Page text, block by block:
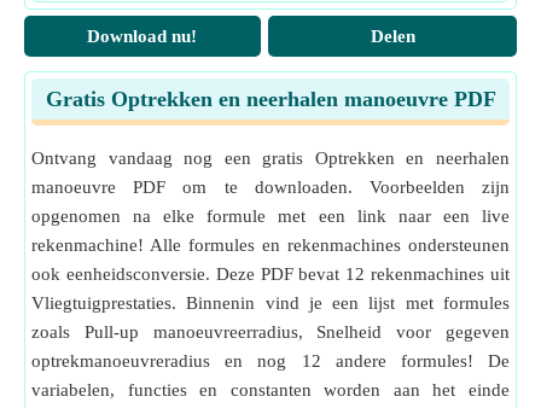
Download nu! Delen
Gratis Optrekken en neerhalen manoeuvre PDF
Ontvang vandaag nog een gratis Optrekken en neerhalen
manoeuvre PDF om te downloaden. Voorbeelden zijn
opgenomen na elke formule met een link naar een live
rekenmachine! Alle formules en rekenmachines ondersteunen
ook eenheidsconversie. Deze PDF bevat 12 rekenmachines uit
Vliegtuigprestaties. Binnenin vind je een lijst met formules
zoals Pull-up manoeuvreerradius, Snelheid voor gegeven
optrekmanoeuvreradius en nog 12 andere formules! De
variabelen, functies en constanten worden aan het einde